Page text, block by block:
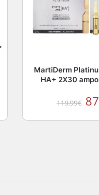
MartiDerm
HA+ 2X30
119,99€